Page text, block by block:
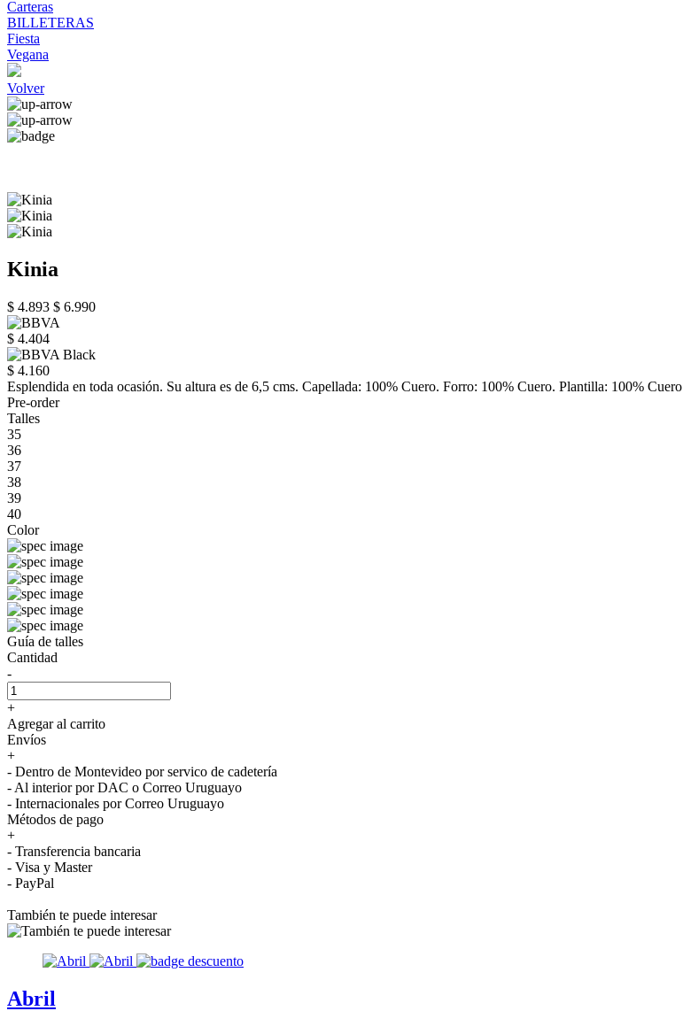
Carteras
BILLETERAS
Fiesta
Vegana
Volver
Kinia
$ 4.893 $ 6.990
$ 4.404
$ 4.160
Esplendida en toda ocasión. Su altura es de 6,5 cms. Capellada: 100% Cuero. Forro: 100% Cuero. Plantilla: 100% Cuero
Pre-order
Talles
35
36
37
38
39
40
Color
Guía de talles
Cantidad
-
+
Agregar al carrito
Envíos
+
- Dentro de Montevideo por servico de cadetería
- Al interior por DAC o Correo Uruguayo
- Internacionales por Correo Uruguayo
Métodos de pago
+
- Transferencia bancaria
- Visa y Master
- PayPal
También te puede interesar
Abril